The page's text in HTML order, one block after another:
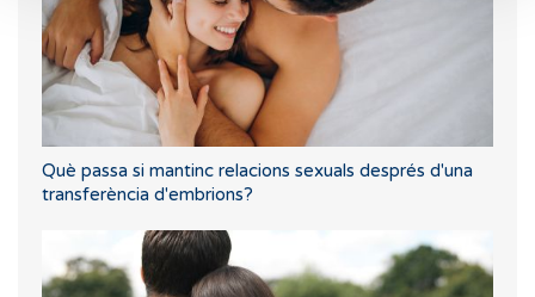
Què passa si mantinc relacions sexuals després d'una
transferència d'embrions?